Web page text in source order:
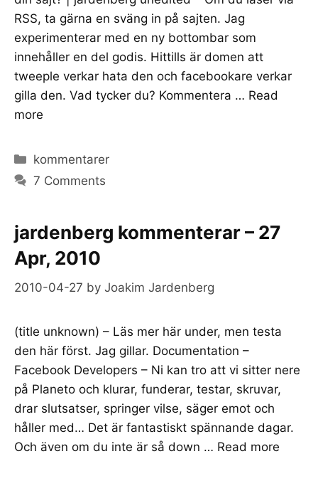
RSS, ta gärna en sväng in på sajten. Jag
experimenterar med en ny bottombar som
innehåller en del godis. Hittills är domen att
tweeple verkar hata den och facebookare verkar
gilla den. Vad tycker du? Kommentera … Read
more
Categories
kommentarer
7 Comments
jardenberg kommenterar – 27
Apr, 2010
2010-04-27 by Joakim Jardenberg
(title unknown) – Läs mer här under, men testa
den här först. Jag gillar. Documentation –
Facebook Developers – Ni kan tro att vi sitter nere
på Planeto och klurar, funderar, testar, skruvar,
drar slutsatser, springer vilse, säger emot och
håller med… Det är fantastiskt spännande dagar.
Och även om du inte är så down … Read more